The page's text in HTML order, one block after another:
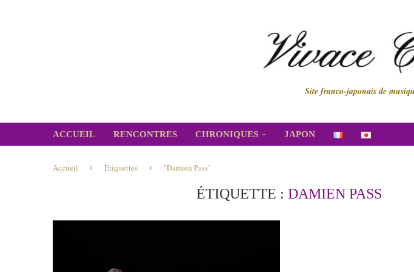
Site franco-japonais de
ACCUEIL RENCONTRES CHRONIQUES JAPON
Accueil Étiquettes "Damien Pass"
ÉTIQUETTE : DAMIEN PASS